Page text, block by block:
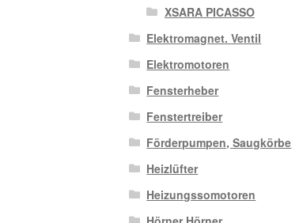
XSARA PICASSO
Elektromagnet. Ventil
Elektromotoren
Fensterheber
Fenstertreiber
Förderpumpen, Saugkörbe
Heizlüfter
Heizungssomotoren